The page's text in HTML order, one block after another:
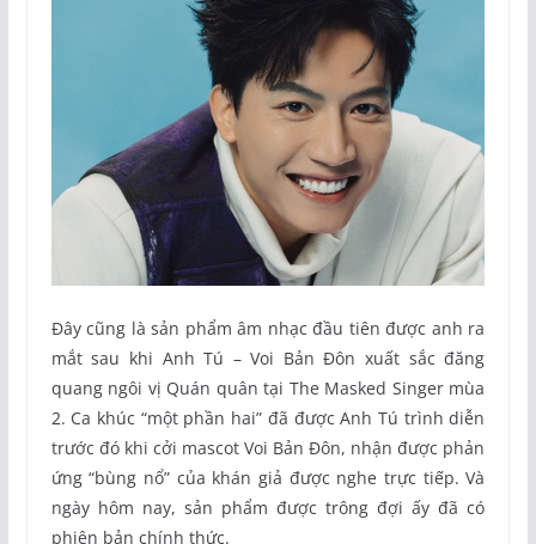
Đây cũng là sản phẩm âm nhạc đầu tiên được anh ra
mắt sau khi Anh Tú – Voi Bản Đôn xuất sắc đăng
quang ngôi vị Quán quân tại The Masked Singer mùa
2. Ca khúc “một phần hai” đã được Anh Tú trình diễn
trước đó khi cởi mascot Voi Bản Đôn, nhận được phản
ứng “bùng nổ” của khán giả được nghe trực tiếp. Và
ngày hôm nay, sản phẩm được trông đợi ấy đã có
phiên bản chính thức.